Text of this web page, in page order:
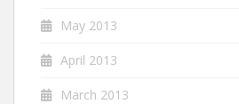
May 2013
April 2013
March 2013